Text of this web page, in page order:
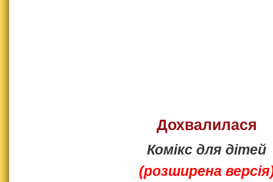
Дохвалилася
Комікс для дітей
(розширена